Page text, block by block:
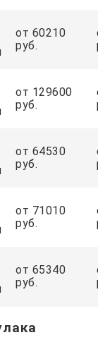
от 60210
руб.
от 129600
руб.
от 64530
руб.
от 71010
руб.
от 65340
руб.